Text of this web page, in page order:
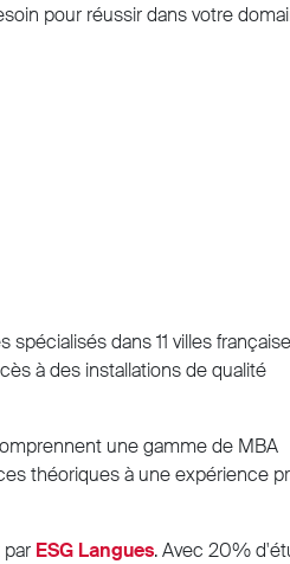
pour réussir dans votre
dans 11 villes
à des installations de qualité
une gamme de MBA
théoriques à une expérience
ESG Langues. Avec 20%